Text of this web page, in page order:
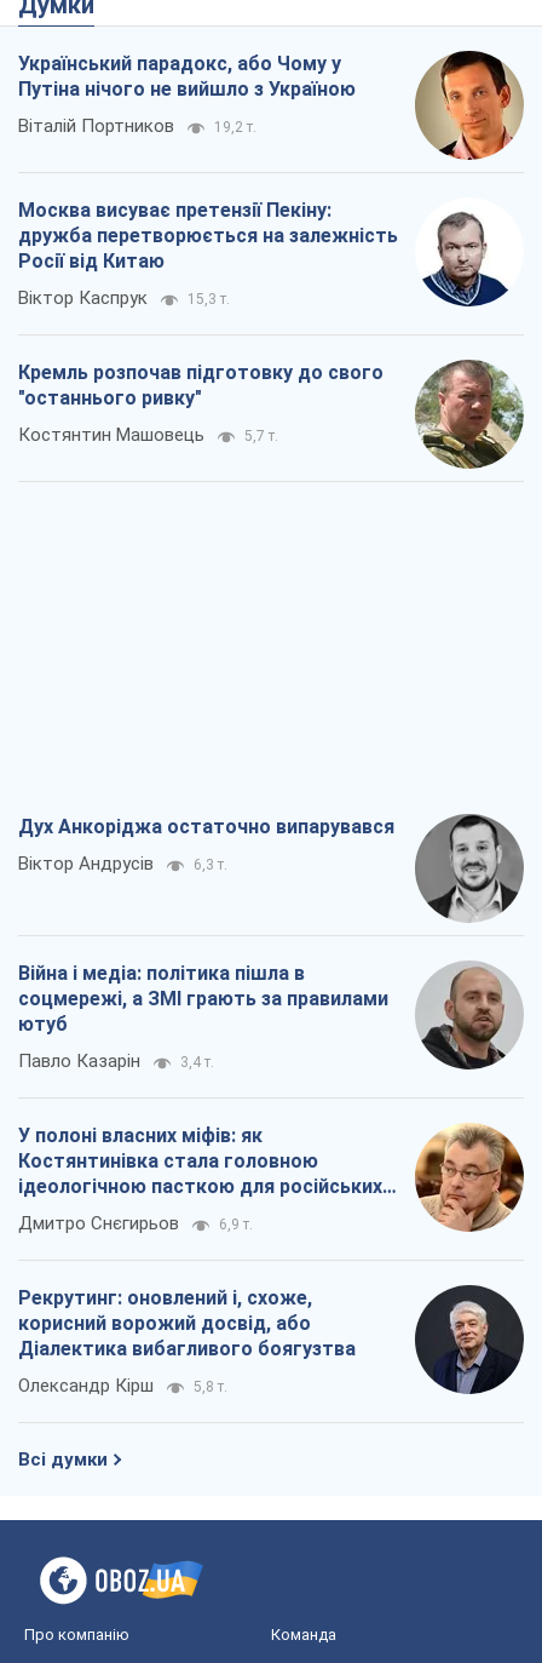
Український парадокс, або Чому у
Путіна нічого не вийшло з Україною
Віталій Портников 19,2 т.
Москва висуває претензії Пекіну:
дружба перетворюється на залежність
Росії від Китаю
Віктор Каспрук 15,3 т.
Кремль розпочав підготовку до свого
"останнього ривку"
Костянтин Машовець 5,7 т.
Дух Анкоріджа остаточно випарувався
Віктор Андрусів 6,3 т.
Війна і медіа: політика пішла в
соцмережі, а ЗМІ грають за правилами
ютуб
Павло Казарін 3,4 т.
У полоні власних міфів: як
Костянтинівка стала головною
ідеологічною пасткою для російських
окупантів
Дмитро Снєгирьов 6,9 т.
Рекрутинг: оновлений і, схоже,
корисний ворожий досвід, або
Діалектика вибагливого боягузтва
Олександр Кірш 5,8 т.
Всі думки
Про компанію Команда